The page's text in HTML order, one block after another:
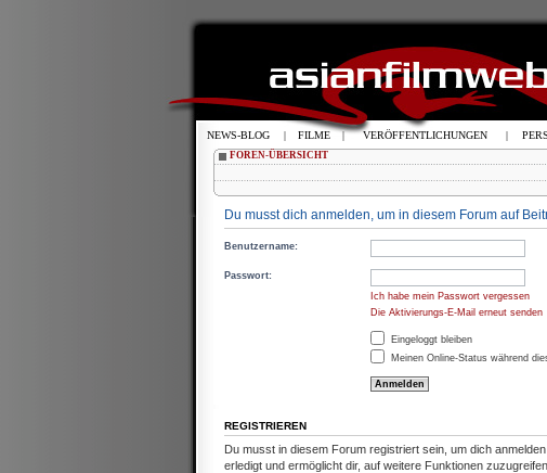
FOREN-ÜBERSICHT
Du musst dich anmelden, um in diesem Forum auf
Benutzername:
Passwort:
Ich habe mein Passwort vergessen
Die Aktivierungs-E-Mail erneut senden
Eingeloggt bleiben
Meinen Online-Status während
REGISTRIEREN
Du musst in diesem Forum registriert sein, um dich
erledigt und ermöglicht dir, auf weitere Funktionen
NEWS-BLOG | FILME | VERÖFFENTLICHUNGEN |